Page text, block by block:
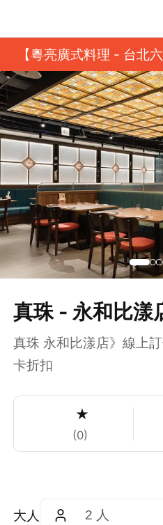
【粵亮廣式料理 - 台北
8 折起｜
真珠 - 永和比漾
真珠 永和比漾店》線上
卡折扣
★
(0)
大人